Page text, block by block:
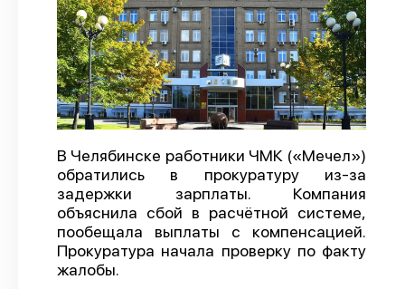
Отчеты
Предложить публикацию
Справочник
API
О проекте
Политика конфиденциальности
В Челябинске работники ЧМК («Мечел»)
обратились в прокуратуру из-за
задержки зарплаты. Компания
объяснила сбой в расчётной системе,
пообещала выплаты с компенсацией.
Прокуратура начала проверку по факту
жалобы.